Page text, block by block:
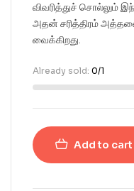
விவரித்துச் சொல்லும்
அதன் சரித்திரம் அத்தனை
வைக்கிறது.
Already sold: 0/1
Add to cart